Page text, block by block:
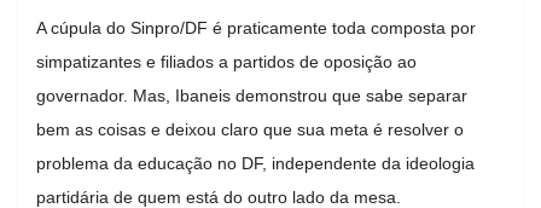
A cúpula do Sinpro/DF é praticamente toda composta por
simpatizantes e filiados a partidos de oposição ao
governador. Mas, Ibaneis demonstrou que sabe separar
bem as coisas e deixou claro que sua meta é resolver o
problema da educação no DF, independente da ideologia
partidária de quem está do outro lado da mesa.